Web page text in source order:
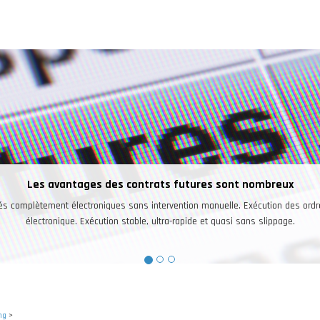
nombreux
Exécution des ordres de façon
sans slippage.
>